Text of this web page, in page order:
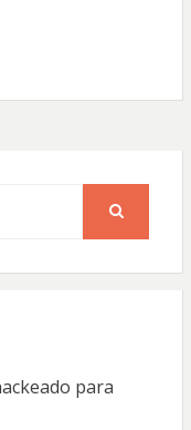
para